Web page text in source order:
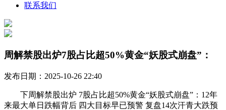
联系我们
周解禁股出炉7股占比超50%黄金“妖股式崩盘”：
发布日期：2025-10-26 22:40
下周解禁股出炉 7股占比超50%黄金“妖股式崩盘”：12年
来最大单日跌幅背后 四大目标早已预警 复盘14次汗青大跌预